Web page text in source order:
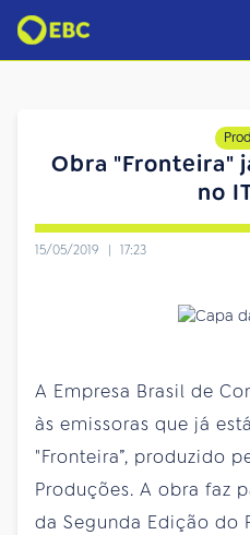
Obra "Fronteira"
no
15/05/2019 | 17:23
A Empresa Brasil de
às emissoras que já
"Fronteira”, produzido
Produções. A obra faz
da Segunda Edição do